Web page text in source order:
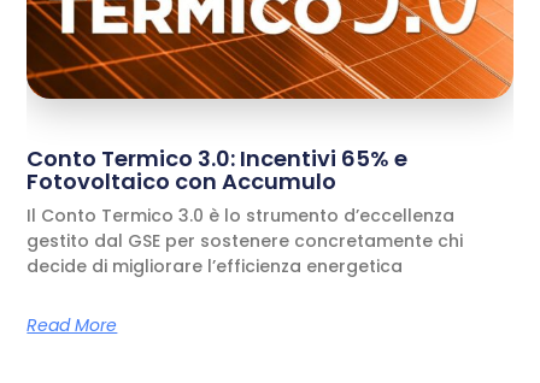
Conto Termico 3.0: Incentivi 65% e
Fotovoltaico con Accumulo
Il Conto Termico 3.0 è lo strumento d’eccellenza
gestito dal GSE per sostenere concretamente chi
decide di migliorare l’efficienza energetica
Read More